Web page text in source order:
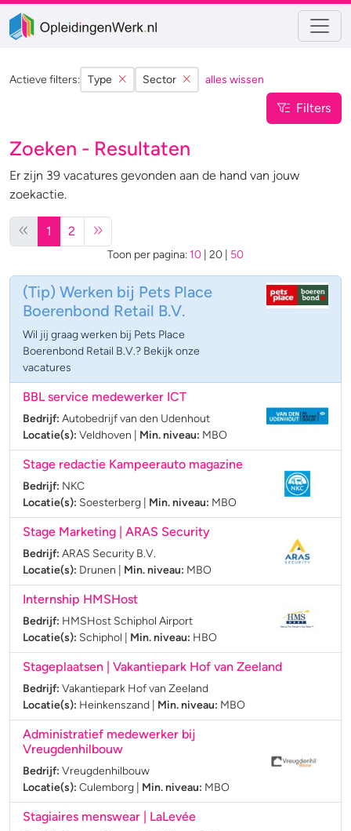
Actieve filters: Type Sector alles wissen
Filters
Zoeken - Resultaten
Er zijn 39 vacatures gevonden aan de hand van jouw
zoekactie.
1 2
Toon per pagina: 10 20 50
(Tip) Werken bij Pets Place
Boerenbond Retail B.V.
Wil jij graag werken bij Pets Place
Boerenbond Retail B.V.? Bekijk onze
vacatures
BBL service medewerker ICT
Bedrijf: Autobedrijf van den Udenhout
Locatie(s): Veldhoven Min. niveau: MBO
Stage redactie Kampeerauto magazine
Bedrijf: NKC
Locatie(s): Soesterberg Min. niveau: MBO
Stage Marketing | ARAS Security
Bedrijf: ARAS Security B.V.
Locatie(s): Drunen Min. niveau: MBO
Internship HMSHost
Bedrijf: HMSHost Schiphol Airport
Locatie(s): Schiphol Min. niveau: HBO
Stageplaatsen | Vakantiepark Hof van Zeeland
Bedrijf: Vakantiepark Hof van Zeeland
Locatie(s): Heinkenszand Min. niveau: MBO
Administratief medewerker bij
Vreugdenhilbouw
Bedrijf: Vreugdenhilbouw
Locatie(s): Culemborg Min. niveau: MBO
Stagiaires menswear | LaLevée